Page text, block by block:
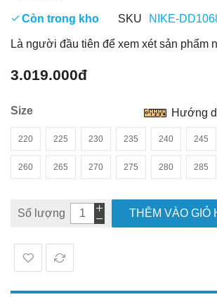
Còn trong kho SKU NIKE-
Là người đầu tiên để xem xét sản phẩm
3.019.000đ
Size
220 225 230 235 240 245
260 265 270 275 280 285
Hướng
Số lượng THÊM VÀO GIỎ